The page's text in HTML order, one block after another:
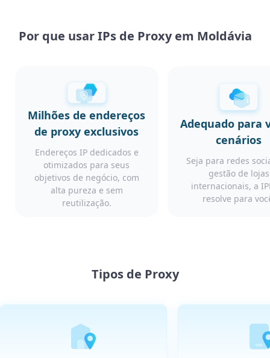
Por que usar IPs de Proxy em Moldávia
Milhões de endereços
de proxy exclusivos
Endereços IP dedicados e
otimizados para seus
objetivos de negócio, com
alta pureza e sem
reutilização.
Adequado para
cenários
Seja para redes
gestão de lojas
internacionais, a
resolve para
Tipos de Proxy